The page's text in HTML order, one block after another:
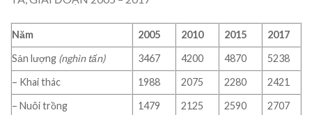
Năm 2005 2010 2015
2017
Sản lượng (nghìn tấn) 3467 4200 4870
5238
– Khai thác
1988 2075 2280
2421
– Nuôi trồng
1479 2125 2590
2707